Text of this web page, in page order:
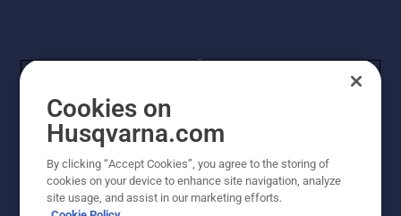
© Husqvarna AB (publ). Alle Rechte vorbehalten.
Preisänderungen, Irrtümer, Text- und Satzfehler sind
vorbehalten. Bei den Preisangaben handelt es sich um
Cookies on
Husqvarna.com
By clicking “Accept Cookies”, you agree to the storing of
cookies on your device to enhance site navigation, analyze
site usage, and assist in our marketing efforts.